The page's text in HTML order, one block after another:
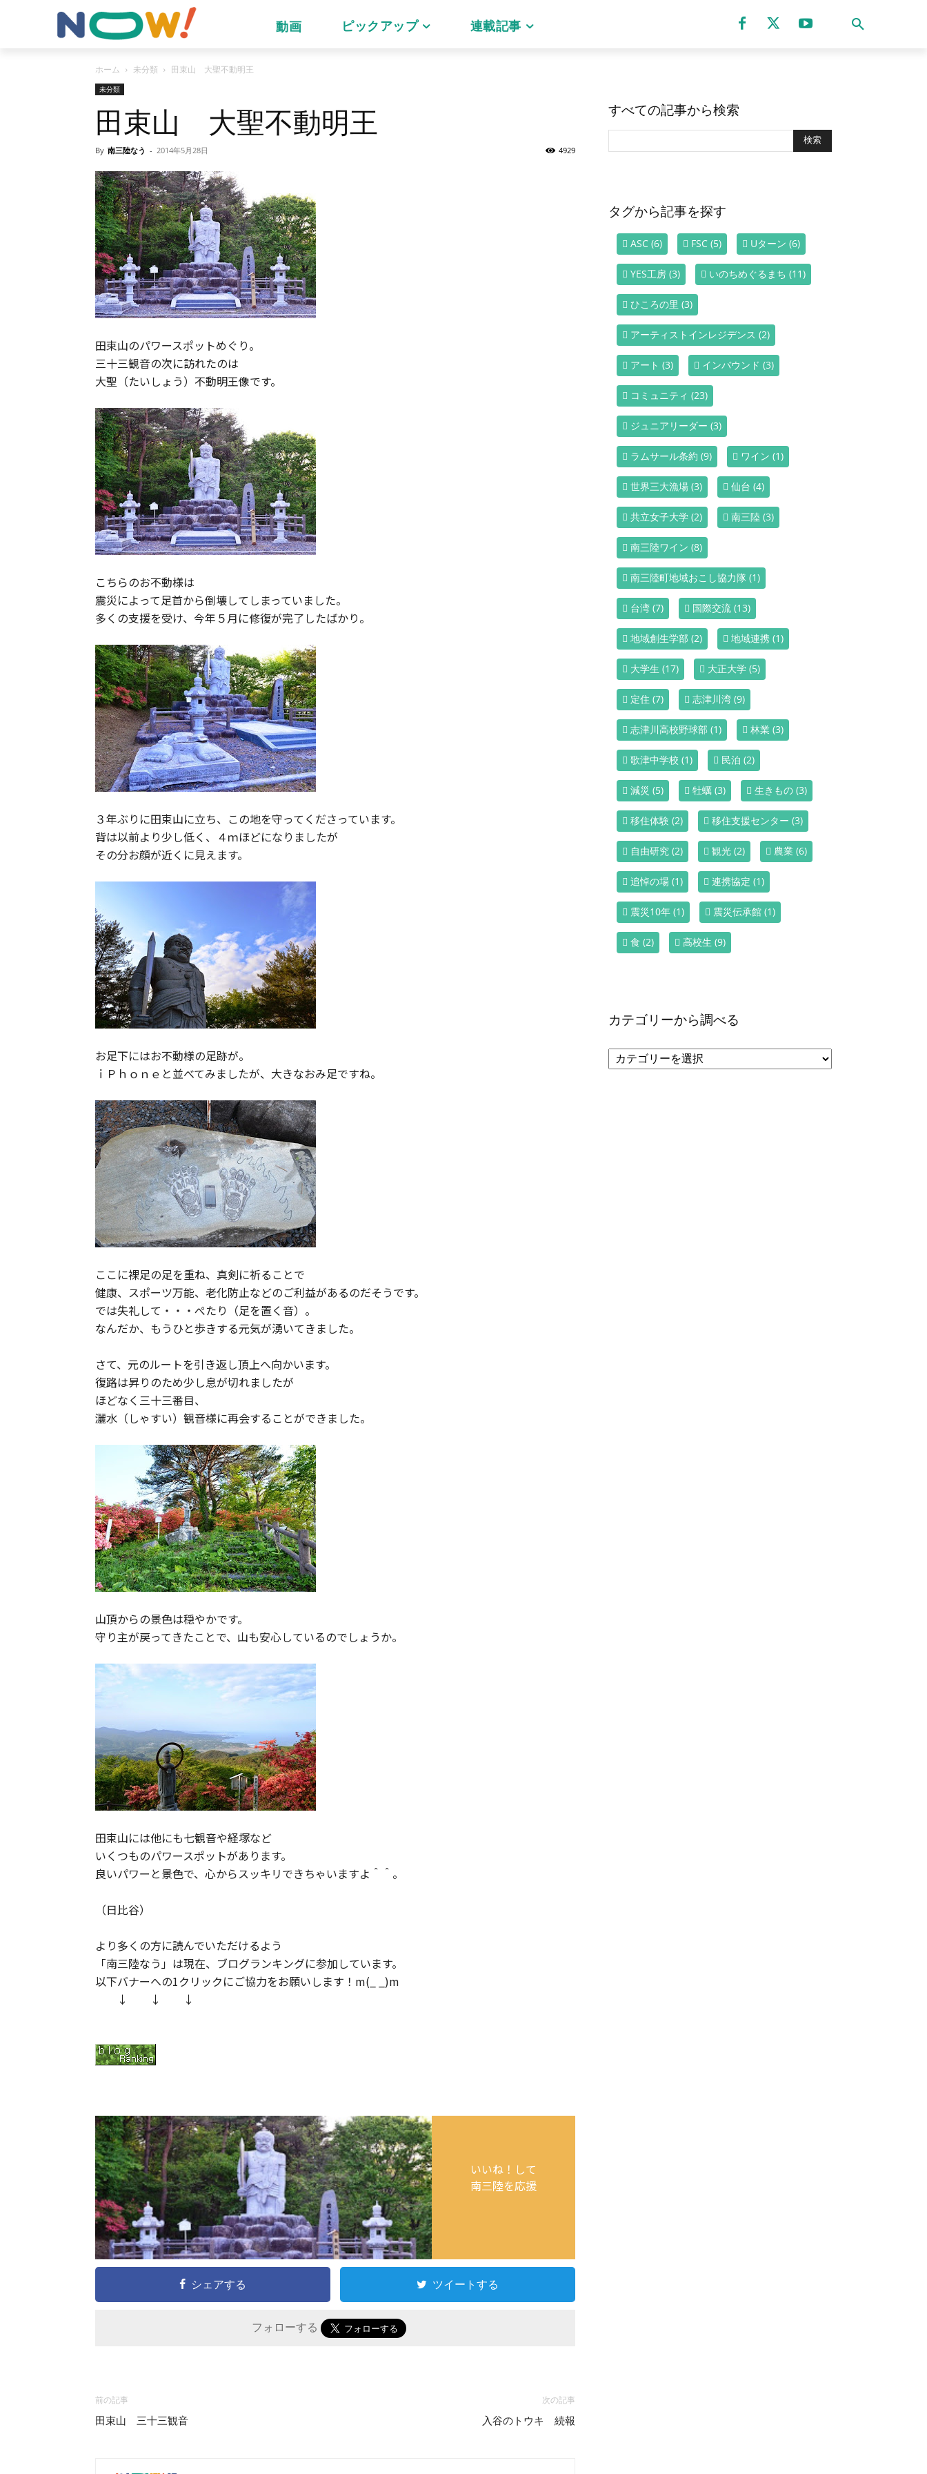
動画 ピックアップ 連載記事
ホーム 未分類 田束山 大聖不動明王
未分類
田束山 大聖不動明王
By 南三陸なう - 2014年5月28日 4929
田束山のパワースポットめぐり。
三十三観音の次に訪れたのは
大聖（たいしょう）不動明王像です。
こちらのお不動様は
震災によって足首から倒壊してしまっていました。
多くの支援を受け、今年５月に修復が完了したばかり。
３年ぶりに田束山に立ち、この地を守ってくださっています。
背は以前より少し低く、４ｍほどになりましたが
その分お顔が近くに見えます。
お足下にはお不動様の足跡が。
ｉＰｈｏｎｅと並べてみましたが、大きなおみ足ですね。
ここに裸足の足を重ね、真剣に祈ることで
健康、スポーツ万能、老化防止などのご利益があるのだそうです。
では失礼して・・・ぺたり（足を置く音）。
なんだか、もうひと歩きする元気が湧いてきました。
さて、元のルートを引き返し頂上へ向かいます。
復路は昇りのため少し息が切れましたが
ほどなく三十三番目、
灑水（しゃすい）観音様に再会することができました。
山頂からの景色は穏やかです。
守り主が戻ってきたことで、山も安心しているのでしょうか。
田束山には他にも七観音や経塚など
いくつものパワースポットがあります。
良いパワーと景色で、心からスッキリできちゃいますよ＾＾。
（日比谷）
より多くの方に読んでいただけるよう
「南三陸なう」は現在、ブログランキングに参加しています。
以下バナーへの1クリックにご協力をお願いします！m(_ _)m
↓ ↓ ↓
いいね！して
南三陸を応援
シェアする ツイートする
フォローする
前の記事
田束山 三十三観音
次の記事
入谷のトウキ 続報
すべての記事から検索
タグから記事を探す
ASC (6) FSC (5) Uターン (6)
YES工房 (3) いのちめぐるまち (11)
ひころの里 (3)
アーティストインレジデンス (2)
アート (3) インバウンド (3)
コミュニティ (23)
ジュニアリーダー (3)
ラムサール条約 (9) ワイン (1)
世界三大漁場 (3) 仙台 (4)
共立女子大学 (2) 南三陸 (3)
南三陸ワイン (8)
南三陸町地域おこし協力隊 (1)
台湾 (7) 国際交流 (13)
地域創生学部 (2) 地域連携 (1)
大学生 (17) 大正大学 (5)
定住 (7) 志津川湾 (9)
志津川高校野球部 (1) 林業 (3)
歌津中学校 (1) 民泊 (2)
減災 (5) 牡蠣 (3) 生きもの (3)
移住体験 (2) 移住支援センター (3)
自由研究 (2) 観光 (2) 農業 (6)
追悼の場 (1) 連携協定 (1)
震災10年 (1) 震災伝承館 (1)
食 (2) 高校生 (9)
カテゴリーから調べる
カ
テ